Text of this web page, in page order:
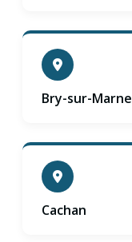
Bry-sur-Marne
Cachan